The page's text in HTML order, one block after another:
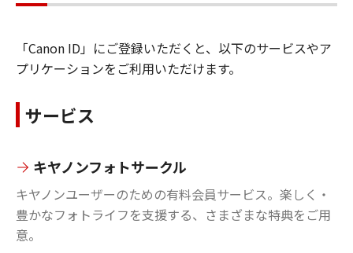
「Canon ID」にご登録いただくと、以下のサービスやア
プリケーションをご利用いただけます。
サービス
キヤノンフォトサークル
キヤノンユーザーのための有料会員サービス。楽しく・
豊かなフォトライフを支援する、さまざまな特典をご用
意。